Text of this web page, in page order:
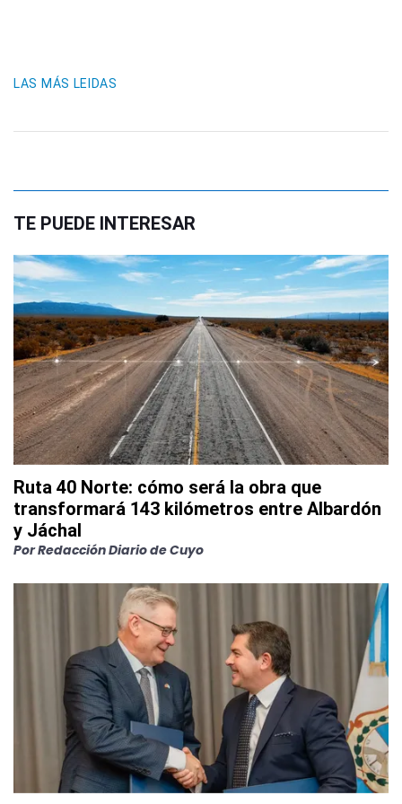
LAS MÁS LEIDAS
TE PUEDE INTERESAR
Ruta 40 Norte: cómo será la obra que
transformará 143 kilómetros entre Albardón
y Jáchal
PorRedacción Diario de Cuyo